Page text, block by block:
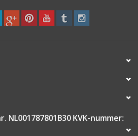
zodat u altijd een duidelijk beeld heeft
adres voor huisnummers
NL001787801B30 KVK-nummer: